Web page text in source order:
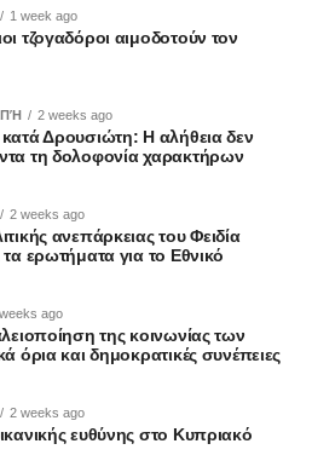
1 week ago
τζογαδόροι αιμοδοτούν τον
2 weeks ago
Δρουσιώτη: Η αλήθεια δεν
τη δολοφονία χαρακτήρων
2 weeks ago
ανεπάρκειας του Φειδία
ερωτήματα για το Εθνικό
ago
της κοινωνίας των
όρια και δημοκρατικές συνέπειες
2 weeks ago
ευθύνης στο Κυπριακό